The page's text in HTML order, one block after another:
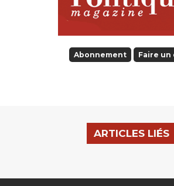
Abonnement Faire un
ARTICLES LIÉS